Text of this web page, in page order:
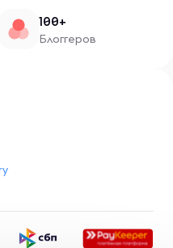
100+
Блоггеров